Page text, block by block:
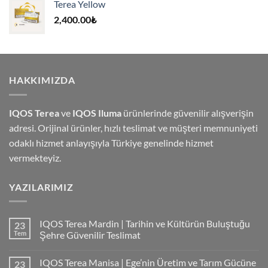
Terea Yellow
2,400.00₺
HAKKIMIZDA
IQOS Tereave IQOS Iluma ürünlerinde güvenilir alışverişin
adresi. Orijinal ürünler, hızlı teslimat ve müşteri memnuniyeti
odaklı hizmet anlayışıyla Türkiye genelinde hizmet
vermekteyiz.
YAZILARIMIZ
23
Tem
IQOS Terea Mardin | Tarihin ve Kültürün Buluştuğu
Şehre Güvenilir Teslimat
23 IQOS Terea Manisa | Ege’nin Üretim ve Tarım Gücüne